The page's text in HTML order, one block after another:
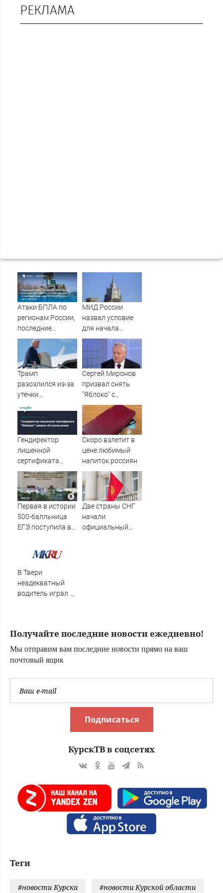
РЕКЛАМА
Атаки БПЛА по
регионам России,
последние
новости на 7
августа 2026:
последствия,
атаки на склады
МИД России
назвал условие
для начала
переговоров о
мире с Украиной
Трамп
разозлился из-за
утечки
информации об
истощении
запасов
боеприпасов
Сергей Миронов
призвал снять
"Яблоко" с
выборов -
Новости на
Вести.ru
Гендиректор
лишенной
сертификата
"ИжАвиа" заявил
об увольнении
Скоро взлетит в
цене любимый
напиток россиян
Первая в истории
500-балльница
ЕГЭ поступила в
Две страны СНГ
начали
официальный
В Твери
неадекватный
водитель играл в
на светофоре
Получайте последние новости ежедневно!
Мы отправим вам последние новости прямо на ваш
почтовый ящик
Подписаться
КурскТВ в соцсетях
Теги
#новости Курска #новости Курской области